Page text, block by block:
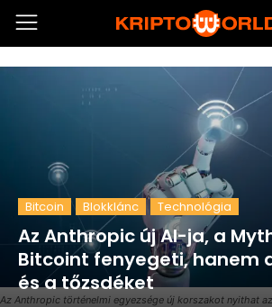
Az Anthropic történelmi egyezsége új korszakot nyithat
Bitcoin Blokklánc Technológia
Az Anthropic új AI-ja, a
Bitcoint fenyegeti, hanem
és a tőzsdéket